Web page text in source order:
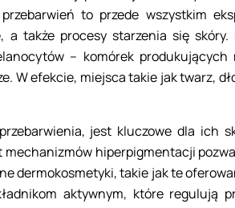
to przede wszystkim
a także procesy starzenia się
– komórek
W efekcie, miejsca takie jak twarz,
jest kluczowe dla ich
hiperpigmentacji
dermokosmetyki, takie jak te
aktywnym, które regulują